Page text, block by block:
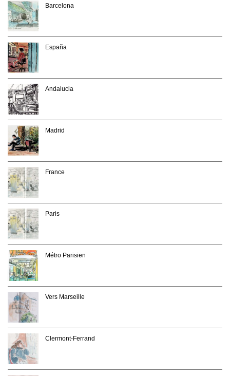
Barcelona
España
Andalucia
Madrid
France
Paris
Métro Parisien
Vers Marseille
Clermont-Ferrand